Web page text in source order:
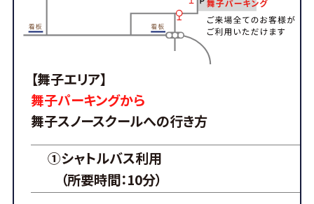
【舞子エリア】
舞子パーキングから
舞子スノースクールへの行き方
①シャトルバス利用
（所要時間：10分）